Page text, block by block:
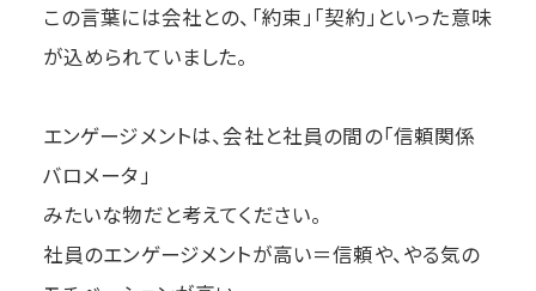
この言葉には会社との、「約束」「契約」といった意味
が込められていました。
エンゲージメントは、会社と社員の間の「信頼関係
バロメータ」
みたいな物だと考えてください。
社員のエンゲージメントが高い＝信頼や、やる気の